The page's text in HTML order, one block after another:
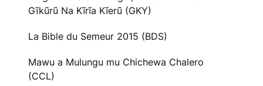
Gĩkũrũ Na Kĩrĩa Kĩerũ (GKY)
La Bible du Semeur 2015 (BDS)
Mawu a Mulungu mu Chichewa Chalero
(CCL)